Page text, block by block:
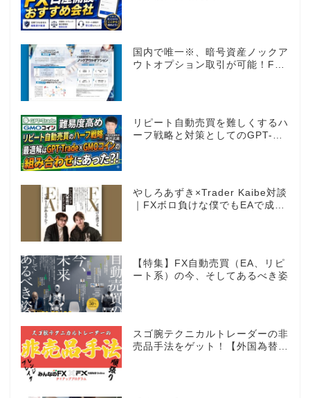
国内で唯一※、暗号資産ノックア
ウトオプション取引が可能！FX
リピート自動売買を難しくするハ
ーフ戦略と対策としてのGPT-
やしろあずき×Trader Kaibe対談
｜FXボロ負けな僕でもEAで成り
【特集】FX自動売買（EA、リピ
ート系）の今、そしてあるべき姿
スゴ腕テクニカルトレーダーの非
売品手法をゲット！【外国為替×